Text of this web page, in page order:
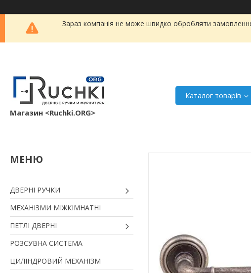
Зараз компанія не може швидко обробляти
Магазин <Ruchki.ORG>
Каталог товарів
ДВЕРНІ РУЧКИ
МЕХАНІЗМИ МІЖКІМНАТНІ
ПЕТЛІ ДВЕРНІ
РОЗСУВНА СИСТЕМА
ЦИЛІНДРОВИЙ МЕХАНІЗМ